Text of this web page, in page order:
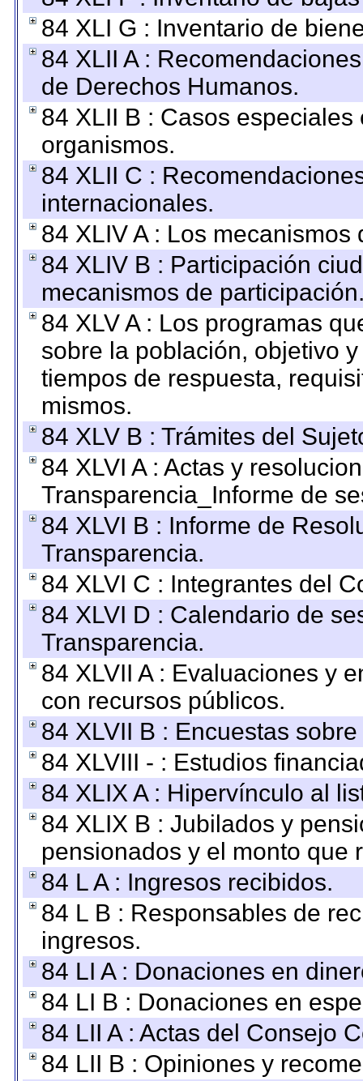
84 XLI G : Inventario de
84 XLII A :
de Derechos Humanos.
84 XLII B : Casos
organismos.
84 XLII C :
internacionales.
84 XLIV A : Los
84 XLIV B : Participación
mecanismos de
84 XLV A : Los programas
sobre la población, objetivo
tiempos de respuesta,
mismos.
84 XLV B : Trámites del
84 XLVI A : Actas y
Transparencia_Informe de
84 XLVI B : Informe de
Transparencia.
84 XLVI C : Integrantes del
84 XLVI D : Calendario de
Transparencia.
84 XLVII A : Evaluaciones y
con recursos públicos.
84 XLVII B : Encuestas
84 XLVIII - : Estudios
84 XLIX A : Hipervínculo al
84 XLIX B : Jubilados y
pensionados y el monto que
84 L A : Ingresos recibidos.
84 L B : Responsables de
ingresos.
84 LI A : Donaciones en
84 LI B : Donaciones en
84 LII A : Actas del Consejo
84 LII B : Opiniones y